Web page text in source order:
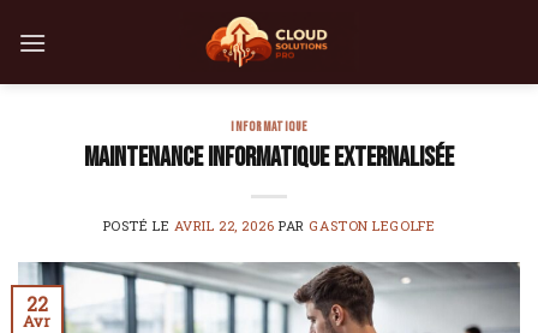
INFORMATIQUE
Maintenance informatique externalisée
POSTÉ LE AVRIL 22, 2026 PAR GASTON LEGOLFE
22
Avr